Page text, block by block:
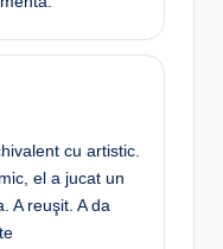
cu artistic.
el a jucat un
A reuşit. A da